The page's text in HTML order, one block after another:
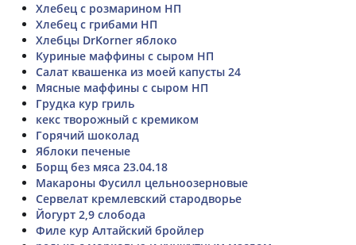
Хлебец с розмарином НП
Хлебец с грибами НП
Хлебцы DrKorner яблоко
Куриные маффины с сыром НП
Салат квашенка из моей капусты 24
Мясные маффины с сыром НП
Грудка кур гриль
кекс творожный с кремиком
Горячий шоколад
Яблоки печеные
Борщ без мяса 23.04.18
Макароны Фусилл цельноозерновые
Сервелат кремлевский стародворье
Йогурт 2,9 слобода
Филе кур Алтайский бройлер